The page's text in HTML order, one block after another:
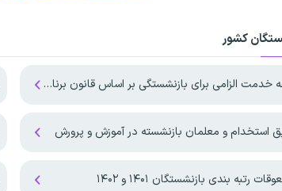
کشور
الزامی برای بازنشستگی بر اساس قانون برنامه هفتم
استخدام و معلمان بازنشسته در آموزش و پرورش
رتبه بندی بازنشستگان ۱۴۰۱ و ۱۴۰۲